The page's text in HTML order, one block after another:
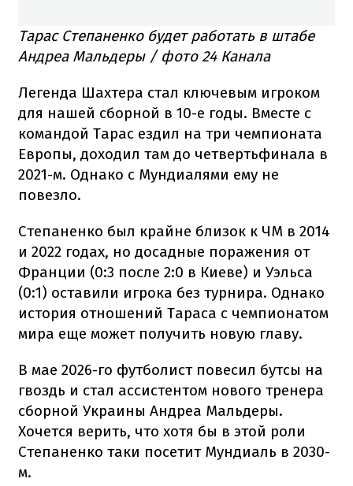
Тарас Степаненко будет работать в штабе
Андреа Мальдеры / фото 24 Канала
Легенда Шахтера стал ключевым игроком
для нашей сборной в 10-е годы. Вместе с
командой Тарас ездил на три чемпионата
Европы, доходил там до четвертьфинала в
2021-м. Однако с Мундиалями ему не
повезло.
Степаненко был крайне близок к ЧМ в 2014
и 2022 годах, но досадные поражения от
Франции (0:3 после 2:0 в Киеве) и Уэльса
(0:1) оставили игрока без турнира. Однако
история отношений Тараса с чемпионатом
мира еще может получить новую главу.
В мае 2026-го футболист повесил бутсы на
гвоздь и стал ассистентом нового тренера
сборной Украины Андреа Мальдеры.
Хочется верить, что хотя бы в этой роли
Степаненко таки посетит Мундиаль в 2030-
м.